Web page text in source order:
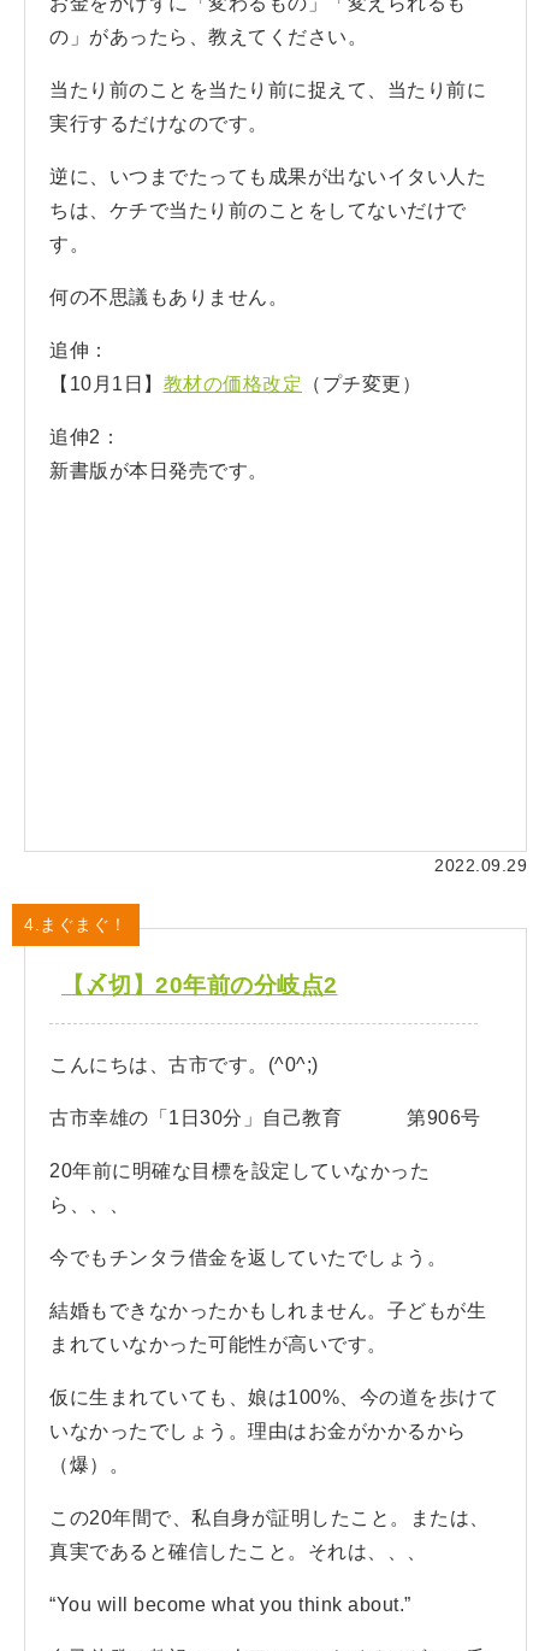
の」があったら、教えてください。
当たり前のことを当たり前に捉えて、当たり前に
実行するだけなのです。
逆に、いつまでたっても成果が出ないイタい人た
ちは、ケチで当たり前のことをしてないだけで
す。
何の不思議もありません。
追伸：
【10月1日】 教材の価格改定 （プチ変更）
追伸2：
新書版が本日発売です。
2022.09.29
4.まぐまぐ！
【〆切】20年前の分岐点2
こんにちは、古市です。(^0^;)
古市幸雄の「1日30分」自己教育 第906号
20年前に明確な目標を設定していなかった
ら、、、
今でもチンタラ借金を返していたでしょう。
結婚もできなかったかもしれません。子どもが生
まれていなかった可能性が高いです。
仮に生まれていても、娘は100%、今の道を歩けて
いなかったでしょう。理由はお金がかかるから
（爆）。
この20年間で、私自身が証明したこと。または、
真実であると確信したこと。それは、、、
“You will become what you think about.”